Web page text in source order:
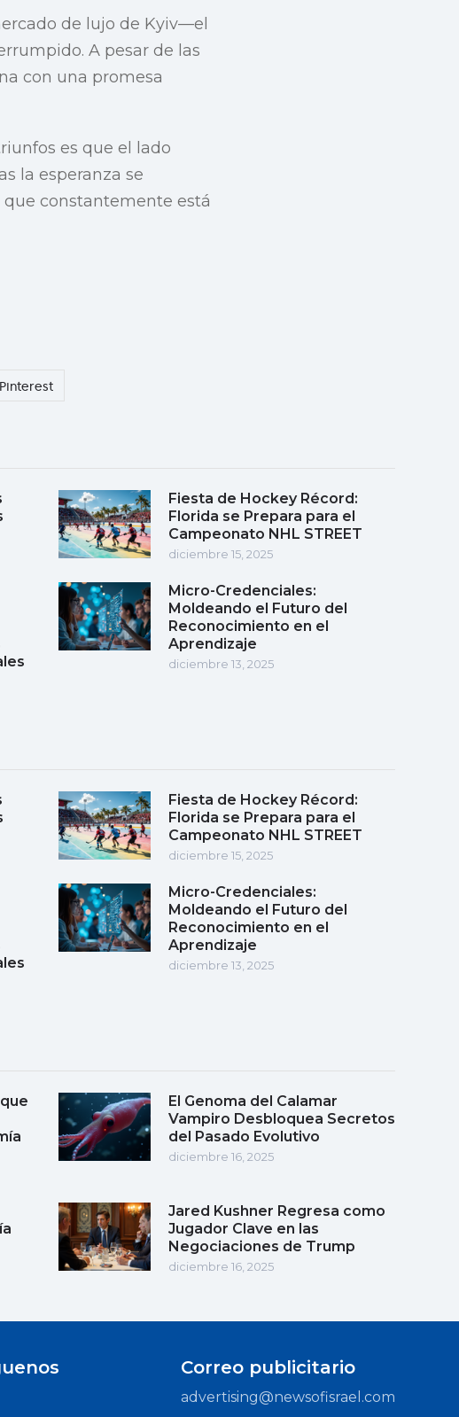
de lujo de Kyiv—el
A pesar de las
con una promesa
es que el lado
la esperanza se
constantemente está
Pinterest
Fiesta de Hockey Récord:
Florida se Prepara para el
Campeonato NHL STREET
diciembre 15, 2025
Micro-Credenciales:
Moldeando el Futuro del
Reconocimiento en el
Aprendizaje
diciembre 13, 2025
Fiesta de Hockey Récord:
Florida se Prepara para el
Campeonato NHL STREET
diciembre 15, 2025
Micro-Credenciales:
Moldeando el Futuro del
Reconocimiento en el
Aprendizaje
diciembre 13, 2025
El Genoma del Calamar
Vampiro Desbloquea Secretos
del Pasado Evolutivo
diciembre 16, 2025
Jared Kushner Regresa como
Jugador Clave en las
Negociaciones de Trump
diciembre 16, 2025
Correo publicitario
advertising@newsofisrael.com